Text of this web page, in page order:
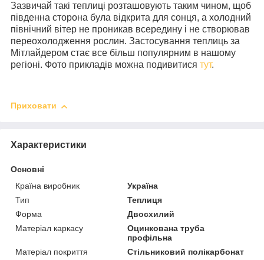
Зазвичай такі теплиці розташовують таким чином, щоб
південна сторона була відкрита для сонця, а холодний
північний вітер не проникав всередину і не створював
переохолодження рослин. Застосування теплиць за
Мітлайдером стає все більш популярним в нашому
регіоні. Фото прикладів можна подивитися тут.
Приховати
Характеристики
Основні
Країна виробник
Україна
Тип
Теплиця
Форма
Двосхилий
Матеріал каркасу
Оцинкована труба
профільна
Матеріал покриття
Стільниковий полікарбонат